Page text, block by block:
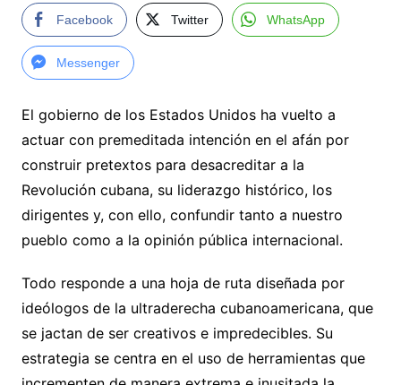
Facebook Twitter WhatsApp
Messenger
El gobierno de los Estados Unidos ha vuelto a
actuar con premeditada intención en el afán por
construir pretextos para desacreditar a la
Revolución cubana, su liderazgo histórico, los
dirigentes y, con ello, confundir tanto a nuestro
pueblo como a la opinión pública internacional.
Todo responde a una hoja de ruta diseñada por
ideólogos de la ultraderecha cubanoamericana, que
se jactan de ser creativos e impredecibles. Su
estrategia se centra en el uso de herramientas que